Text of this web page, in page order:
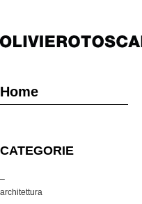
Home
CATEGORIE
architettura